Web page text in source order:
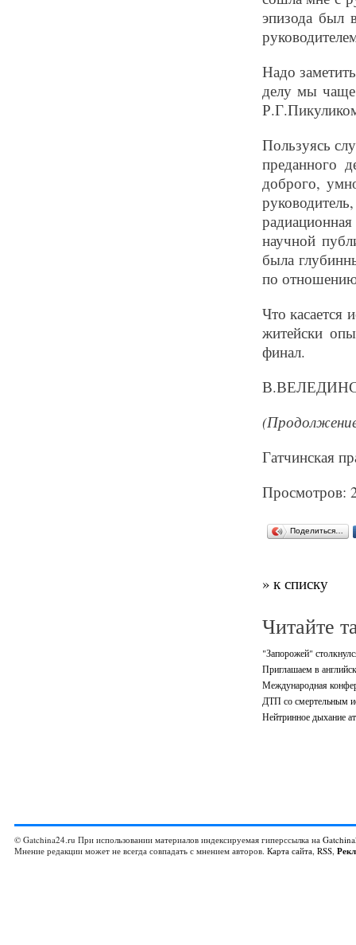
эпизода был
Надо
делу мы чаще
Пользуясь
преданного
доброго,
научной
была
по отношению
Что касается
житейски
финал.
Гатчинская
Просмотров:
Поделиться…
» к списку
Читайте
"Запорожей"
Приглашаем в
Международная
ДТП со смертельным
Нейтринное дыхание
© Gatchina24.ru При использовании материалов индексируемая гиперссылка на
Мнение редакции может не всегда совпадать с мнением авторов. Карта сайта, RSS,